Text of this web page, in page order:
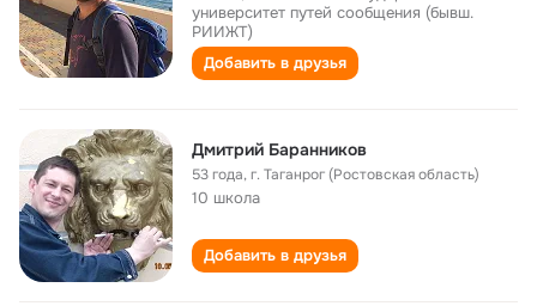
университет путей сообщения (бывш.
РИИЖТ)
Добавить в друзья
Дмитрий Баранников
53 года,г. Таганрог (Ростовская область)
10 школа
Добавить в друзья